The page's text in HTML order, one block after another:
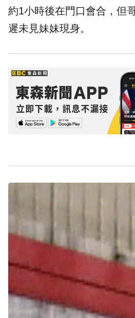
約1小時後在門口會合，但
遲未見妹妹現身。